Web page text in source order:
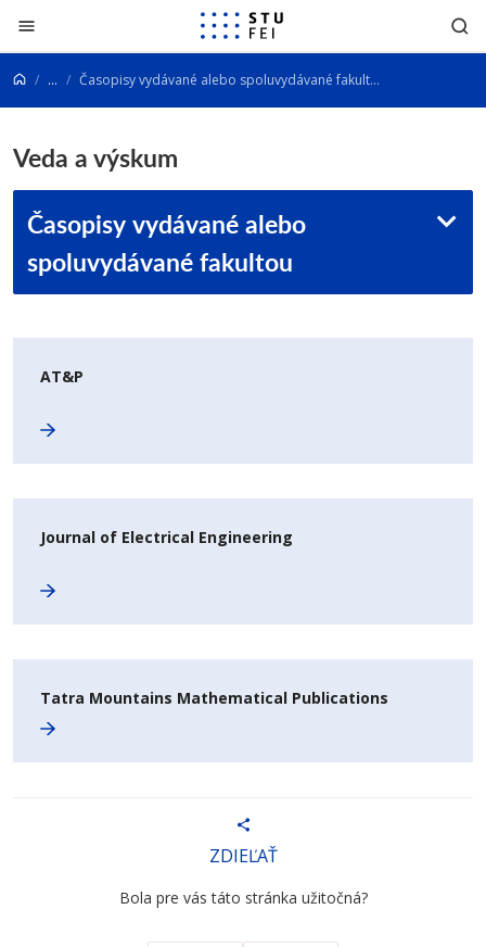
Prejsť na obsah
... Časopisy vydávané alebo spoluvydávané fakultou
Veda a výskum
Časopisy vydávané alebo
spoluvydávané fakultou
AT&P
Journal of Electrical Engineering
Tatra Mountains Mathematical Publications
ZDIEĽAŤ
Bola pre vás táto stránka užitočná?